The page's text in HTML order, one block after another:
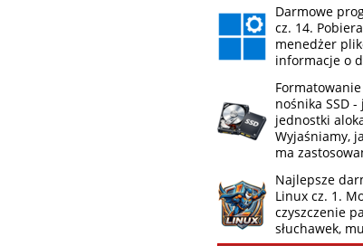
Darmowe
cz. 14.
menedżer
informacje o
nośnika SSD
jednostki
Wyjaśniamy,
ma
Najlepsze
Linux cz. 1.
czyszczenie
słuchawek,